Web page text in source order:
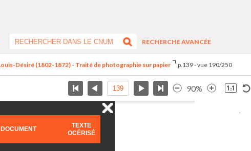
RECHERCHE AVANCÉE
Désiré (1802-1872) - Traité de photographie sur papier p.139 - vue 190/250
90%
TEXTE
OCÉRISÉ